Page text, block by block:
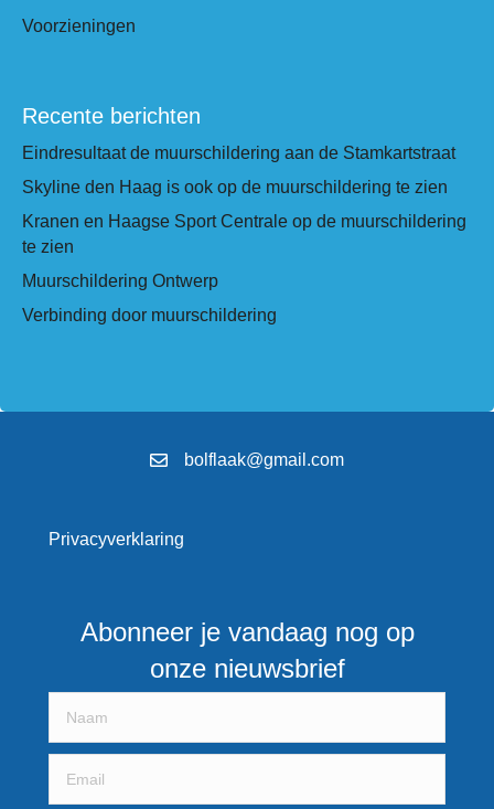
Voorzieningen
Recente berichten
Eindresultaat de muurschildering aan de Stamkartstraat
Skyline den Haag is ook op de muurschildering te zien
Kranen en Haagse Sport Centrale op de muurschildering
te zien
Muurschildering Ontwerp
Verbinding door muurschildering
bolflaak@gmail.com
Privacyverklaring
Abonneer je vandaag nog op
onze nieuwsbrief